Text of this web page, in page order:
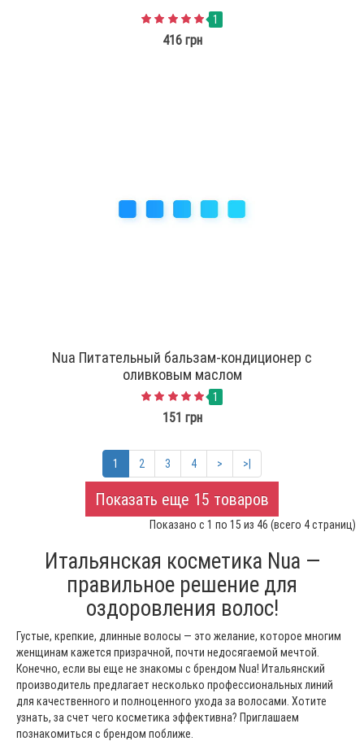
1
416 грн
Nua Питательный бальзам-кондиционер с
оливковым маслом
1
151 грн
1 2 3 4 > >|
Показать еще 15 товаров
Показано с 1 по 15 из 46 (всего 4 страниц)
Итальянская косметика Nua —
правильное решение для
оздоровления волос!
Густые, крепкие, длинные волосы — это желание, которое многим
женщинам кажется призрачной, почти недосягаемой мечтой.
Конечно, если вы еще не знакомы с брендом Nua! Итальянский
производитель предлагает несколько профессиональных линий
для качественного и полноценного ухода за волосами. Хотите
узнать, за счет чего косметика эффективна? Приглашаем
познакомиться с брендом поближе.